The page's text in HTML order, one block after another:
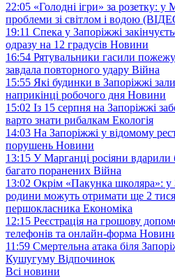
22:05 «Голодні ігри» за розетку: у
проблеми зі світлом і водою
19:11 Спека у Запоріжжі
одразу на 12 градусів Новини
16:54 Рятувальники гасили
завдала повторного удару Війна
15:55 Які будинки в Запоріжжі
наприкінці робочого дня Новини
15:02 Із 15 серпня на Запоріжжі
варто знати рибалкам Екологія
14:03 На Запоріжжі у відомому
порушень Новини
13:15 У Марганці росіяни вдарили
багато поранених Війна
13:02 Окрім «Пакунка школяра»: у
родини можуть отримати ще 2
першокласника Економіка
12:15 Реєстрація на грошову
телефонів та онлайн-форма
11:59 Смертельна атака біля
Кушугуму Відпочинок
Всі новини